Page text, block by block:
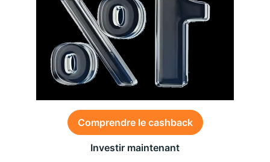
Comprendre le cashback
Investir maintenant